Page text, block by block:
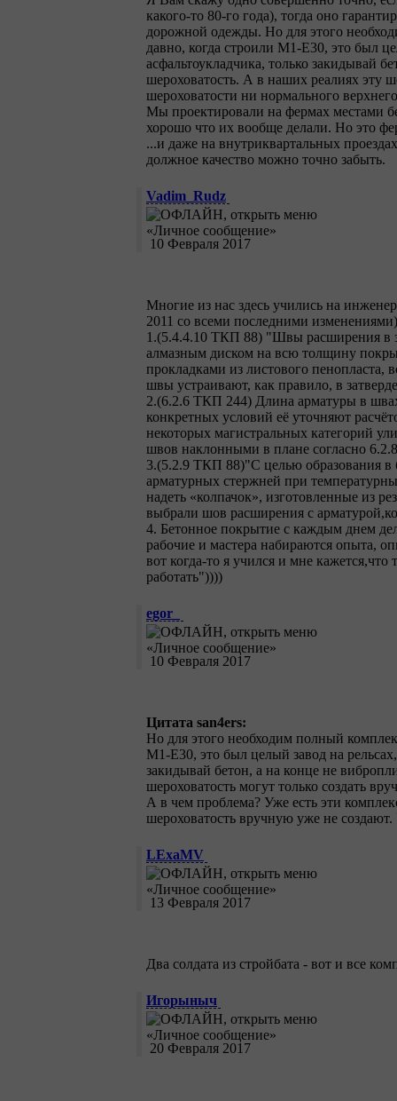
какого-то 80-го года), тогда оно
дорожной одежды. Но для этого
давно, когда строили М1-Е30, это был
асфальтоукладчика, только закидывай
шероховатость. А в наших реалиях эту
шероховатости ни нормального
Мы проектировали на фермах местами
хорошо что их вообще делали. Но это
...и даже на внутриквартальных
должное качество можно точно забыть.
Vadim_Rudz
10 Февраля 2017
Многие из нас здесь учились на
2011 со всеми последними
1.(5.4.4.10 ТКП 88) "Швы расширения в
алмазным диском на всю толщину
прокладками из листового
швы устраивают, как правило, в
2.(6.2.6 ТКП 244) Длина арматуры в
конкретных условий её уточняют
некоторых магистральных категорий
швов наклонными в плане согласно
3.(5.2.9 ТКП 88)"С целью образования в
арматурных стержней при
надеть «колпачок», изготовленные из
выбрали шов расширения с
4. Бетонное покрытие с каждым днем
рабочие и мастера набираются опыта,
вот когда-то я учился и мне
работать"))))
egor_
10 Февраля 2017
Цитата san4ers:
Но для этого необходим полный
М1-Е30, это был целый завод на
закидывай бетон, а на конце не
шероховатость могут только создать
А в чем проблема? Уже есть эти
шероховатость вручную уже не
LExaMV
13 Февраля 2017
Два солдата из стройбата - вот и все
Игорыныч
20 Февраля 2017